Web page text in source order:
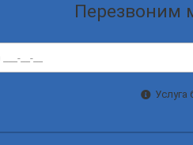
Перезвоним
Услуга